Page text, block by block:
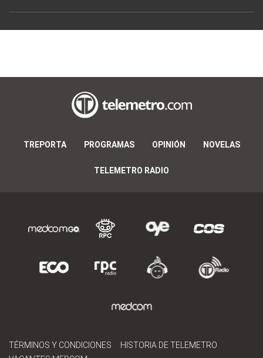
TREPORTA PROGRAMAS OPINIÓN NOVELAS
TELEMETRO RADIO
TÉRMINOS Y CONDICIONES
HISTORIA DE TELEMETRO